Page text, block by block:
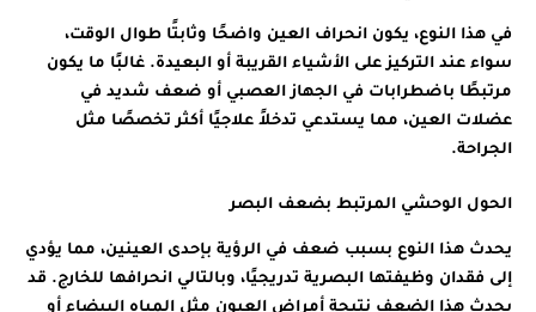
في هذا النوع، يكون انحراف العين واضحًا وثابتًا طوال الوقت،
سواء عند التركيز على الأشياء القريبة أو البعيدة. غالبًا ما يكون
مرتبطًا باضطرابات في الجهاز العصبي أو ضعف شديد في
عضلات العين، مما يستدعي تدخلاً علاجيًا أكثر تخصصًا مثل
الجراحة.
الحول الوحشي المرتبط بضعف البصر
يحدث هذا النوع بسبب ضعف في الرؤية بإحدى العينين، مما يؤدي
إلى فقدان وظيفتها البصرية تدريجيًا، وبالتالي انحرافها للخارج. قد